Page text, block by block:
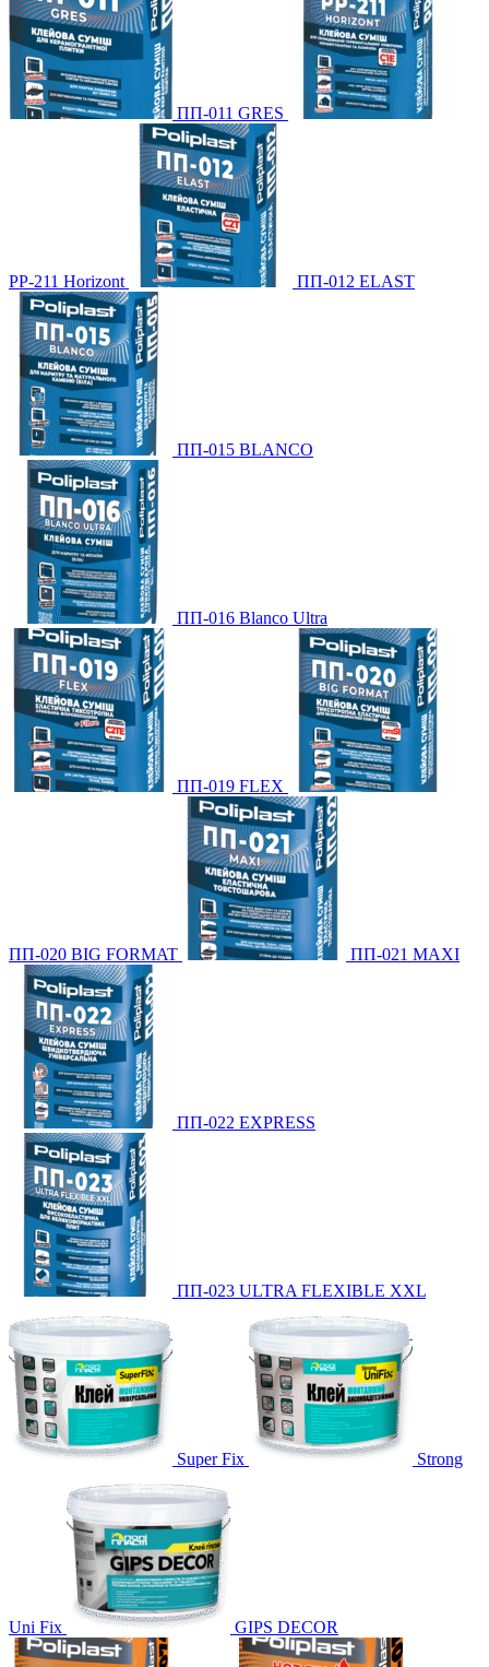
ПП-011 GRES
PP-211 Horizont ПП-012 ELAST
ПП-015 BLANCO
ПП-016 Blanco Ultra
ПП-019 FLEX
ПП-020 BIG FORMAT ПП-021 МАXI
ПП-022 EXPRESS
ПП-023 ULTRA FLEXIBLE XXL
Super Fix Strong
Uni Fix GIPS DECOR